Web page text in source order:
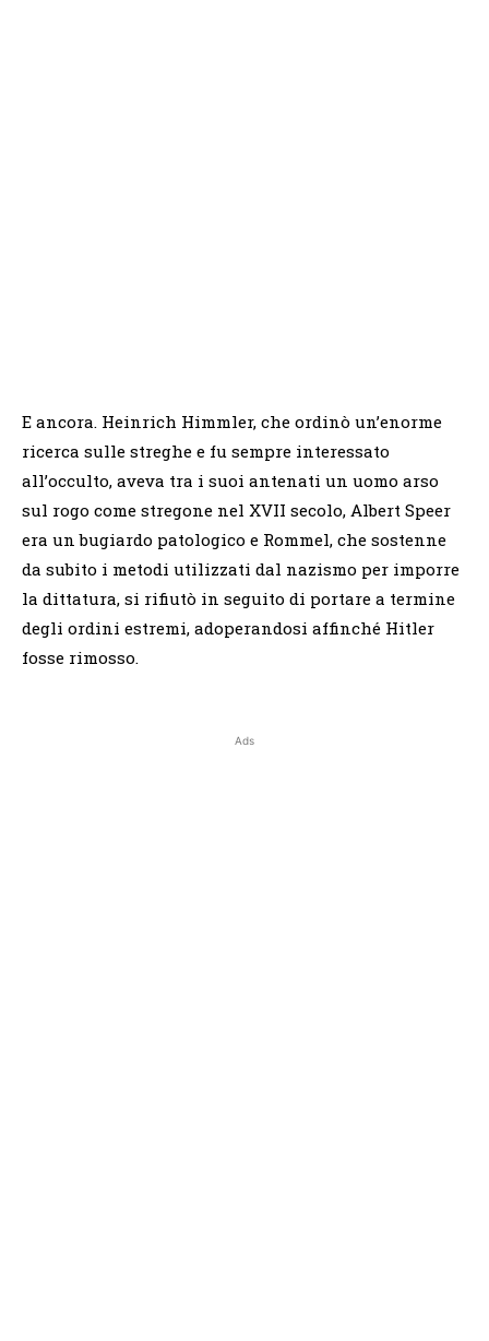
E ancora. Heinrich Himmler, che ordinò un’enorme
ricerca sulle streghe e fu sempre interessato
all’occulto, aveva tra i suoi antenati un uomo arso
sul rogo come stregone nel XVII secolo, Albert Speer
era un bugiardo patologico e Rommel, che sostenne
da subito i metodi utilizzati dal nazismo per imporre
la dittatura, si rifiutò in seguito di portare a termine
degli ordini estremi, adoperandosi affinché Hitler
fosse rimosso.
Ads